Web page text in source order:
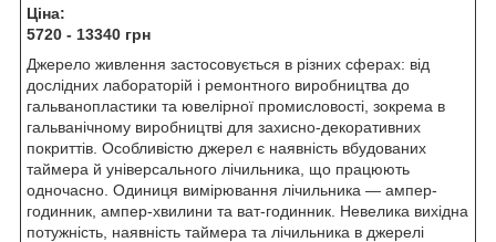
Ціна:
5720 - 13340 грн
Джерело живлення застосовується в різних сферах: від
дослідних лабораторій і ремонтного виробництва до
гальванопластики та ювелірної промисловості, зокрема в
гальванічному виробництві для захисно-декоративних
покриттів. Особливістю джерел є наявність вбудованих
таймера й універсального лічильника, що працюють
одночасно. Одиниця вимірювання лічильника — ампер-
годинник, ампер-хвилини та ват-годинник. Невелика вихідна
потужність, наявність таймера та лічильника в джерелі